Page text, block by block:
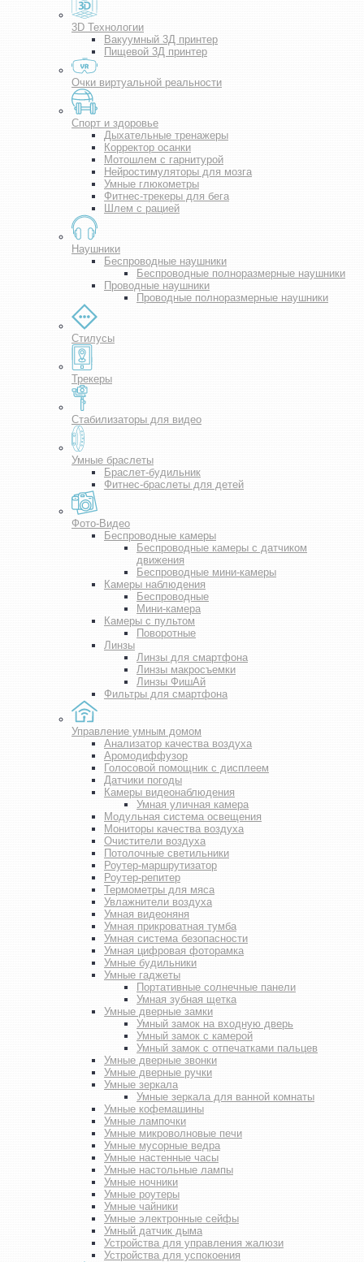
3D Технологии
Вакуумный 3Д принтер
Пищевой 3Д принтер
Очки виртуальной реальности
Спорт и здоровье
Дыхательные тренажеры
Корректор осанки
Мотошлем с гарнитурой
Нейростимуляторы для мозга
Умные глюкометры
Фитнес-трекеры для бега
Шлем с рацией
Наушники
Беспроводные наушники
Беспроводные полноразмерные наушники
Проводные наушники
Проводные полноразмерные наушники
Стилусы
Трекеры
Стабилизаторы для видео
Умные браслеты
Браслет-будильник
Фитнес-браслеты для детей
Фото-Видео
Беспроводные камеры
Беспроводные камеры с датчиком
движения
Беспроводные мини-камеры
Камеры наблюдения
Беспроводные
Мини-камера
Камеры с пультом
Поворотные
Линзы
Линзы для смартфона
Линзы макросъемки
Линзы ФишАй
Фильтры для смартфона
Управление умным домом
Анализатор качества воздуха
Аромодиффузор
Голосовой помощник с дисплеем
Датчики погоды
Камеры видеонаблюдения
Умная уличная камера
Модульная система освещения
Мониторы качества воздуха
Очистители воздуха
Потолочные светильники
Роутер-маршрутизатор
Роутер-репитер
Термометры для мяса
Увлажнители воздуха
Умная видеоняня
Умная прикроватная тумба
Умная система безопасности
Умная цифровая фоторамка
Умные будильники
Умные гаджеты
Портативные солнечные панели
Умная зубная щетка
Умные дверные замки
Умный замок на входную дверь
Умный замок с камерой
Умный замок с отпечатками пальцев
Умные дверные звонки
Умные дверные ручки
Умные зеркала
Умные зеркала для ванной комнаты
Умные кофемашины
Умные лампочки
Умные микроволновые печи
Умные мусорные ведра
Умные настенные часы
Умные настольные лампы
Умные ночники
Умные роутеры
Умные чайники
Умные электронные сейфы
Умный датчик дыма
Устройства для управления жалюзи
Устройства для успокоения